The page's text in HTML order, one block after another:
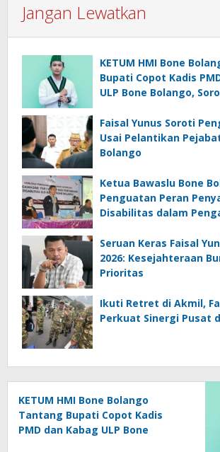
Jangan Lewatkan
KETUM HMI Bone
Bupati Copot Kadis
ULP Bone Bolango,
Faisal Yunus Soroti
Usai Pelantikan
Bolango
Ketua Bawaslu Bone
Penguatan Peran
Disabilitas dalam
Seruan Keras Faisal
2026: Kesejahteraan
Prioritas
Ikuti Retret di Akmil,
Perkuat Sinergi Pusat
KETUM HMI Bone Bolango
Tantang Bupati Copot Kadis
PMD dan Kabag ULP Bone